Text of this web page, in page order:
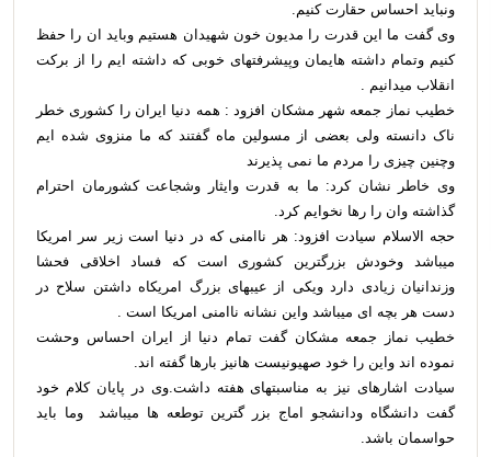
ونباید احساس حقارت کنیم.
وی گفت ما این قدرت را مدیون خون شهیدان هستیم وباید ان را حفظ
کنیم وتمام داشته هایمان وپیشرفتهای خوبی که داشته ایم را از برکت
انقلاب میدانیم .
خطیب نماز جمعه شهر مشکان افزود : همه دنیا ایران را کشوری خطر
ناک دانسته ولی بعضی از مسولین ماه گفتند که ما منزوی شده ایم
وچنین چیزی را مردم ما نمی پذیرند
وی خاطر نشان کرد: ما به قدرت وایثار وشجاعت کشورمان احترام
گذاشته وان را رها نخوایم کرد.
حجه الاسلام سیادت افزود: هر ناامنی که در دنیا است زیر سر امریکا
میباشد وخودش بزرگترین کشوری است که فساد اخلاقی فحشا
وزندانیان زیادی دارد ویکی از عیبهای بزرگ امریکاه داشتن سلاح در
دست هر بچه ای میباشد واین نشانه ناامنی امریکا است .
خطیب نماز جمعه مشکان گفت تمام دنیا از ایران احساس وحشت
نموده اند واین را خود صهیونیست هانیز بارها گفته اند.
سیادت اشارهای نیز به مناسبتهای هفته داشت.وی در پایان کلام خود
گفت دانشگاه ودانشجو اماج بزر گترین توطعه ها میباشد وما باید
حواسمان باشد.